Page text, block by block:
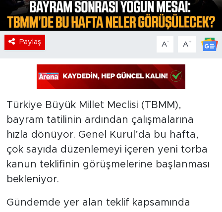
Paylaş A- A+
Türkiye Büyük Millet Meclisi (TBMM),
bayram tatilinin ardından çalışmalarına
hızla dönüyor. Genel Kurul’da bu hafta,
çok sayıda düzenlemeyi içeren yeni torba
kanun teklifinin görüşmelerine başlanması
bekleniyor.
Gündemde yer alan teklif kapsamında